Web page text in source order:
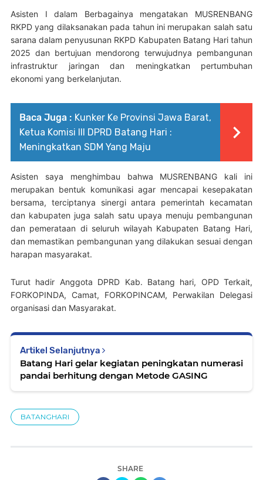
Asisten I dalam Berbagainya mengatakan MUSRENBANG
RKPD yang dilaksanakan pada tahun ini merupakan salah satu
sarana dalam penyusunan RKPD Kabupaten Batang Hari tahun
2025 dan bertujuan mendorong terwujudnya pembangunan
infrastruktur jaringan dan meningkatkan pertumbuhan
ekonomi yang berkelanjutan.
Baca Juga : Kunker Ke Provinsi Jawa Barat,
Ketua Komisi III DPRD Batang Hari :
Meningkatkan SDM Yang Maju
Asisten saya menghimbau bahwa MUSRENBANG kali ini
merupakan bentuk komunikasi agar mencapai kesepakatan
bersama, terciptanya sinergi antara pemerintah kecamatan
dan kabupaten juga salah satu upaya menuju pembangunan
dan pemerataan di seluruh wilayah Kabupaten Batang Hari,
dan memastikan pembangunan yang dilakukan sesuai dengan
harapan masyarakat.
Turut hadir Anggota DPRD Kab. Batang hari, OPD Terkait,
FORKOPINDA, Camat, FORKOPINCAM, Perwakilan Delegasi
organisasi dan Masyarakat.
Artikel Selanjutnya
Batang Hari gelar kegiatan peningkatan numerasi
pandai berhitung dengan Metode GASING
BATANGHARI
SHARE